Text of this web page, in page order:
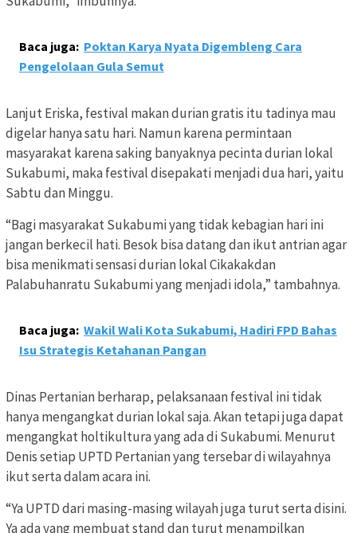
Baca juga: Poktan Karya Nyata Digembleng Cara
Pengelolaan Gula Semut
Lanjut Eriska, festival makan durian gratis itu tadinya mau
digelar hanya satu hari. Namun karena permintaan
masyarakat karena saking banyaknya pecinta durian lokal
Sukabumi, maka festival disepakati menjadi dua hari, yaitu
Sabtu dan Minggu.
“Bagi masyarakat Sukabumi yang tidak kebagian hari ini
jangan berkecil hati. Besok bisa datang dan ikut antrian agar
bisa menikmati sensasi durian lokal Cikakakdan
Palabuhanratu Sukabumi yang menjadi idola,” tambahnya.
Baca juga: Wakil Wali Kota Sukabumi, Hadiri FPD Bahas
Isu Strategis Ketahanan Pangan
Dinas Pertanian berharap, pelaksanaan festival ini tidak
hanya mengangkat durian lokal saja. Akan tetapi juga dapat
mengangkat holtikultura yang ada di Sukabumi. Menurut
Denis setiap UPTD Pertanian yang tersebar di wilayahnya
ikut serta dalam acara ini.
“Ya UPTD dari masing-masing wilayah juga turut serta disini.
Ya ada yang membuat stand dan turut menampilkan